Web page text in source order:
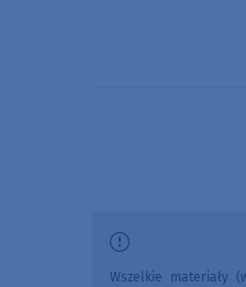
Wszelkie materiały